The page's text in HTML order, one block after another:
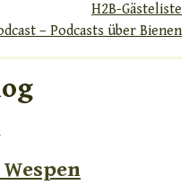
H2B-Gästeliste
– Podcasts über Bienen